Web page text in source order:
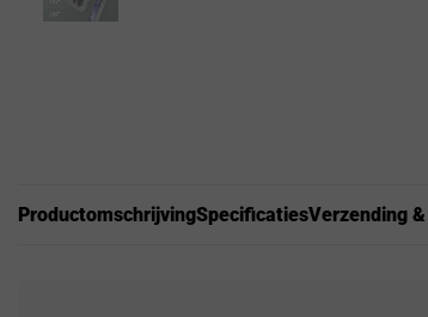
ProductomschrijvingSpecificatiesVerzending